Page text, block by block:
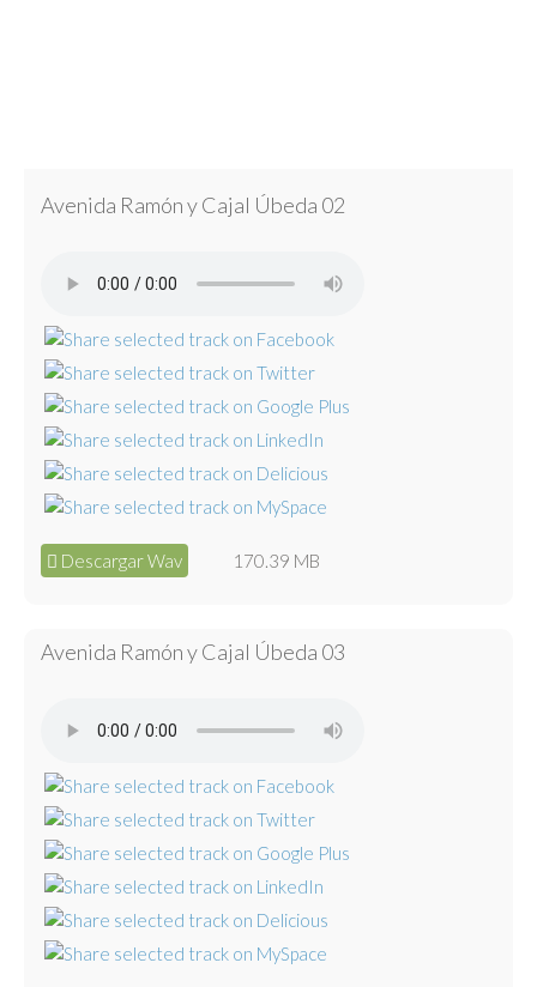
Avenida Ramón y Cajal Úbeda 02
Descargar Wav 170.39 MB
Avenida Ramón y Cajal Úbeda 03